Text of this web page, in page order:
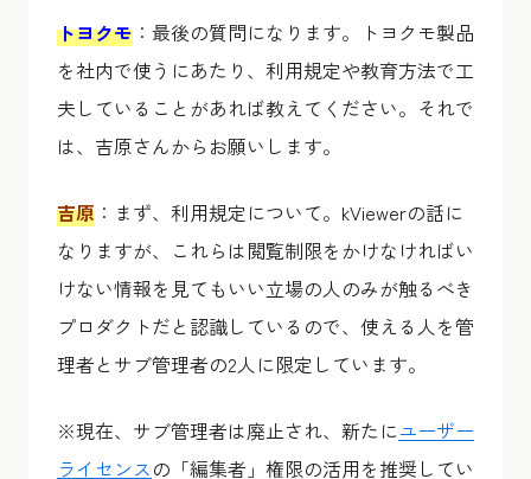
トヨクモ ：最後の質問になります。トヨクモ製品
を社内で使うにあたり、利用規定や教育方法で工
夫していることがあれば教えてください。それで
は、吉原さんからお願いします。
吉原 ：まず、利用規定について。kViewerの話に
なりますが、これらは閲覧制限をかけなければい
けない情報を見てもいい立場の人のみが触るべき
プロダクトだと認識しているので、使える人を管
理者とサブ管理者の2人に限定しています。
※現在、サブ管理者は廃止され、新たにユーザー
ライセンスの「編集者」権限の活用を推奨してい